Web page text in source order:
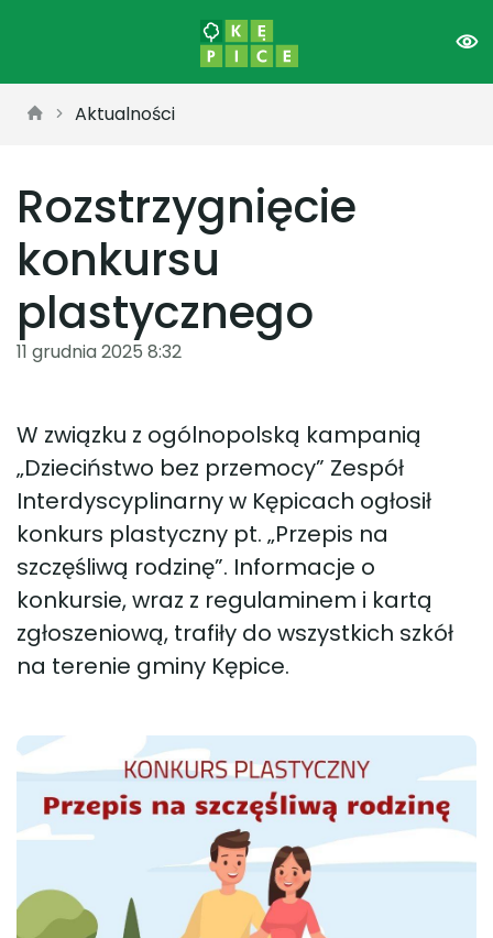
Aktualności
Rozstrzygnięcie
konkursu
plastycznego
11 grudnia 2025 8:32
W związku z ogólnopolską kampanią
„Dzieciństwo bez przemocy” Zespół
Interdyscyplinarny w Kępicach ogłosił
konkurs plastyczny pt. „Przepis na
szczęśliwą rodzinę”. Informacje o
konkursie, wraz z regulaminem i kartą
zgłoszeniową, trafiły do wszystkich szkół
na terenie gminy Kępice.